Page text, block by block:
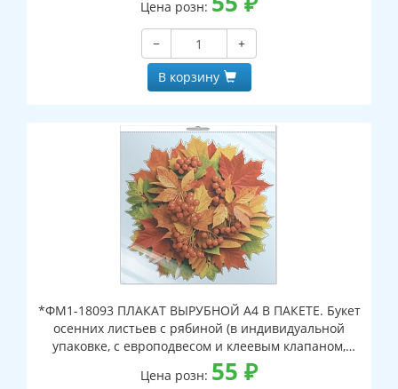
Цена розн:
−
+
В корзину
*ФМ1-18093 ПЛАКАТ ВЫРУБНОЙ А4 В ПАКЕТЕ. Букет
осенних листьев с рябиной (в индивидуальной
упаковке, с европодвесом и клеевым клапаном,
двухсторонний, ВД-лак)
Цена розн: 55 ₽